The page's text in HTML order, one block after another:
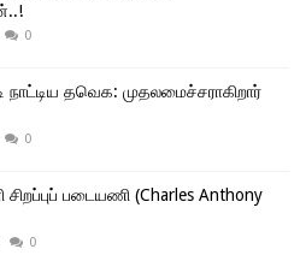
0
நாட்டிய தவெக: முதலமைச்சராகிறார்
0
படையணி (Charles Anthony
0